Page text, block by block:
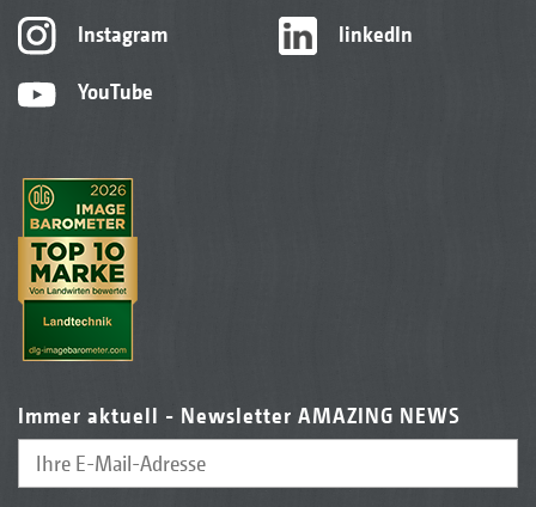
Instagram
YouTube
linkedIn
Immer aktuell - Newsletter AMAZING NEWS